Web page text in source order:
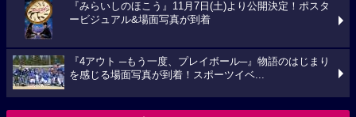
『みらいしのほこう』11月7日(土)より公開決定！ポスタ
ービジュアル&場面写真が到着
『4アウト ─もう一度、プレイボール─』物語のはじまり
を感じる場面写真が到着！スポーツイベ...